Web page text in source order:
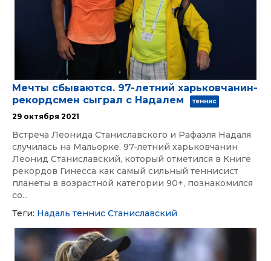
Мечты сбываются. 97-летний харьковчанин-
рекордсмен сыграл с Надалем
теннис
29 октября 2021
Встреча Леонида Станиславского и Рафаэля Надаля
случилась на Мальорке. 97-летний харьковчанин
Леонид Станиславский, который отметился в Книге
рекордов Гинесса как самый сильный теннисист
планеты в возрастной категории 90+, познакомился
со...
Теги: Надаль теннис Станиславский